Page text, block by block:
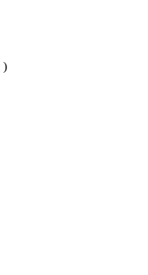
)